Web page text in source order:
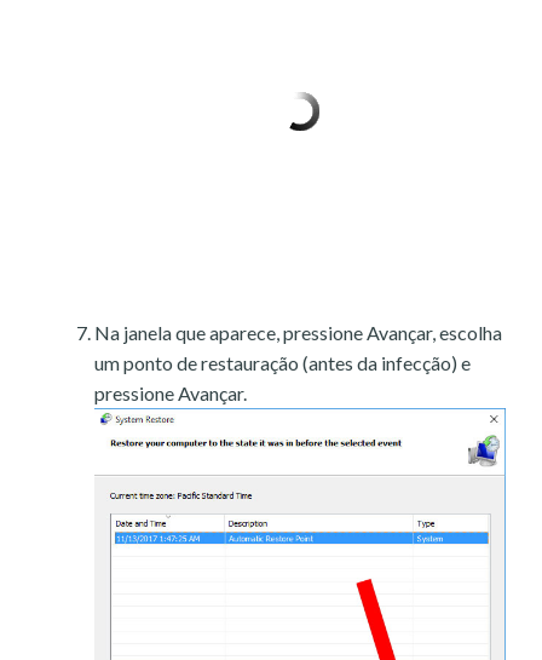
Na janela que aparece, pressione Avançar, escolha
um ponto de restauração (antes da infecção) e
pressione Avançar.